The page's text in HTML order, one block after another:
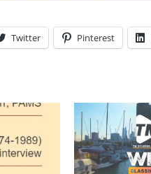
Twitter Pinterest